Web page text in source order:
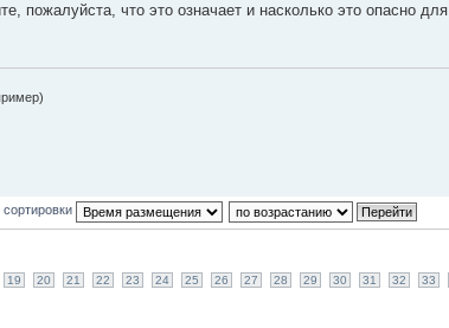
пожалуйста, что это означает и насколько это опасно для
сортировки
19 20 21 22 23 24 25 26 27 28 29 30 31 32 33